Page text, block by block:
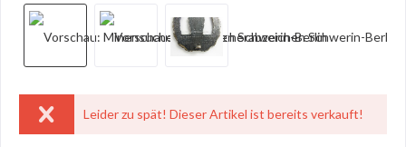
Leider zu spät! Dieser Artikel ist bereits verkauft!